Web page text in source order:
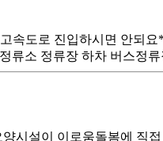
도로 진입하시면 안되
소 정류장 하차 버스정류
시설이 이로움돌봄에 직